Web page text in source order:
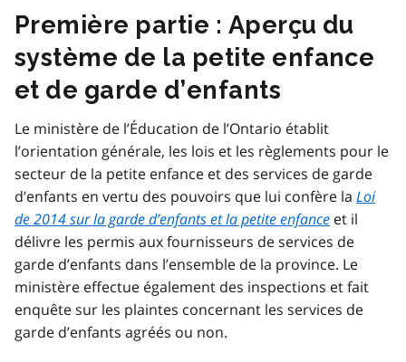
Première partie : Aperçu du
système de la petite enfance
et de garde d’enfants
Le ministère de l’Éducation de l’Ontario établit
l’orientation générale, les lois et les règlements pour le
secteur de la petite enfance et des services de garde
d’enfants en vertu des pouvoirs que lui confère la Loi
de 2014 sur la garde d’enfants et la petite enfance et il
délivre les permis aux fournisseurs de services de
garde d’enfants dans l’ensemble de la province. Le
ministère effectue également des inspections et fait
enquête sur les plaintes concernant les services de
garde d’enfants agréés ou non.